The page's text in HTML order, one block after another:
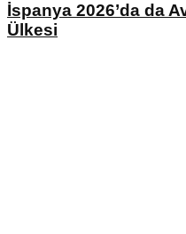
İspanya 2026’da da
Ülkesi